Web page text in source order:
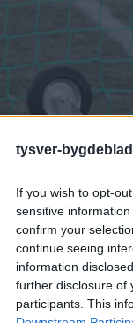
tysver-
If you wish to opt-
sensitive
confirm your
continue seeing
information
further disclosure of
participants. This
fredag. Foto:
morgen)